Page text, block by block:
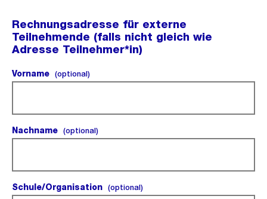
Rechnungsadresse für externe
Teilnehmende (falls nicht gleich wie
Adresse Teilnehmer*in)
Vorname (optional)(optional).
Nachname (optional)(optional).
Schule/Organisation (optional)(optional).